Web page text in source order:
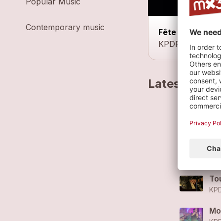
Contemporary music
Fête du village
KPDP aime la
Latest
Le